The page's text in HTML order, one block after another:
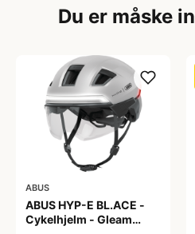
Du er måske
ABUS
ABUS HYP-E BL.ACE -
Cykelhjelm - Gleam